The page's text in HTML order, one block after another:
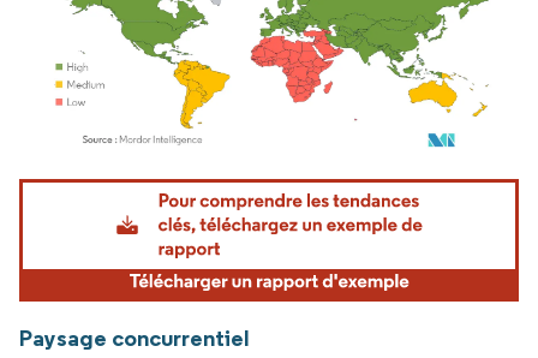
Image © Mordor Intelligence. La réutilisation nécessite une attribution sous CC BY
Paysage concurrentiel